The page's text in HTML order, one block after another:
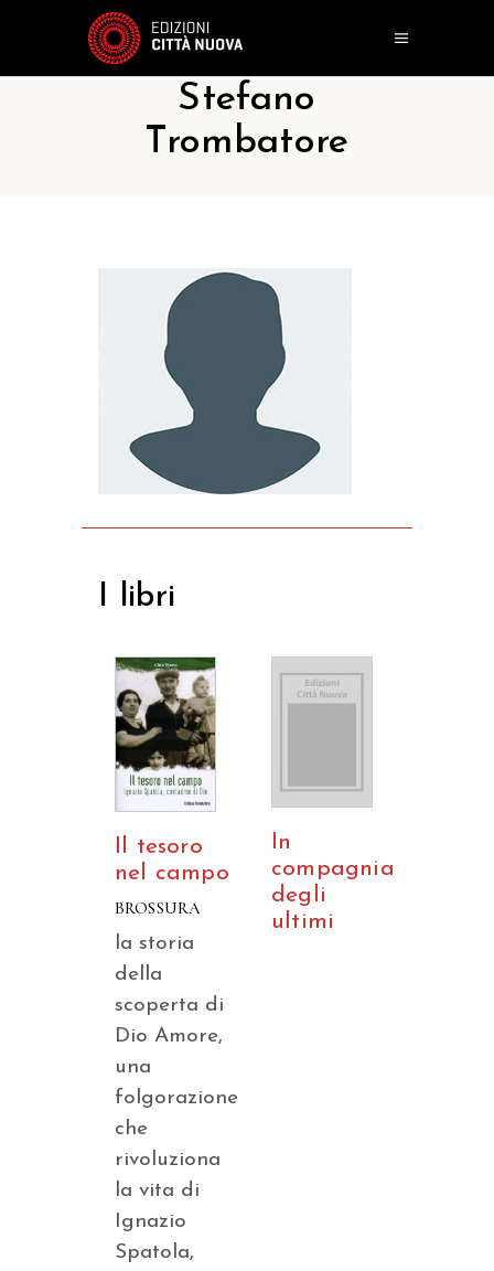
Stefano
Trombatore
I libri
Il tesoro
nel campo
BROSSURA
la storia
della
scoperta di
Dio Amore,
una
folgorazione
che
rivoluziona
la vita di
Ignazio
Spatola,
In
compagnia
degli
ultimi